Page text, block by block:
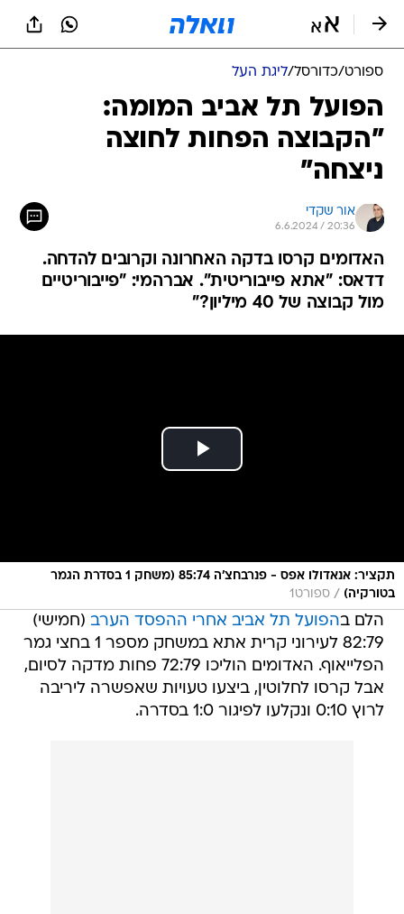
ספורט/כדורסל/ליגת העל
הפועל תל אביב המומה:
"הקבוצה הפחות לחוצה
ניצחה"
אור שקדי
6.6.2024 / 20:36
האדומים קרסו בדקה האחרונה וקרובים להדחה.
דדאס: "אתא פייבוריטית". אברהמי: "פייבוריטיים
מול קבוצה של 40 מיליון?"
תקציר: אנאדולו אפס - פנרבחצ'ה 85:74 (משחק 1 בסדרת הגמר
בטורקיה) / ספורט1
הלם בהפועל תל אביב אחרי ההפסד הערב (חמישי)
82:79 לעירוני קרית אתא במשחק מספר 1 בחצי גמר
הפלייאוף. האדומים הוליכו 72:79 פחות מדקה לסיום,
אבל קרסו לחלוטין, ביצעו טעויות שאפשרה ליריבה
לרוץ 0:10 ונקלעו לפיגור 1:0 בסדרה.